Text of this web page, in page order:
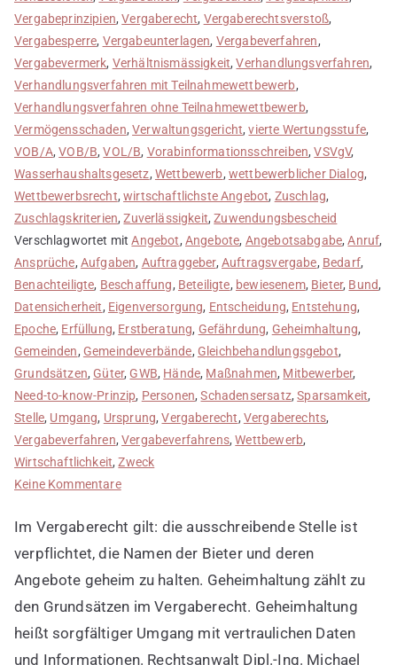
Vergabeprinzipien,Vergaberecht, Vergaberechtsverstoß,
Vergabesperre, Vergabeunterlagen, Vergabeverfahren,
Vergabevermerk, Verhältnismässigkeit,Verhandlungsverfahren,
Verhandlungsverfahren mit Teilnahmewettbewerb,
Verhandlungsverfahren ohne Teilnahmewettbewerb,
Vermögensschaden,Verwaltungsgericht,vierte Wertungsstufe,
VOB/A,VOB/B,VOL/B, Vorabinformationsschreiben,VSVgV,
Wasserhaushaltsgesetz, Wettbewerb, wettbewerblicher Dialog,
Wettbewerbsrecht,wirtschaftlichste Angebot, Zuschlag,
Zuschlagskriterien,Zuverlässigkeit,Zuwendungsbescheid
Verschlagwortet mitAngebot, Angebote, Angebotsabgabe,Anruf,
Ansprüche, Aufgaben, Auftraggeber, Auftragsvergabe, Bedarf,
Benachteiligte, Beschaffung, Beteiligte, bewiesenem, Bieter, Bund,
Datensicherheit, Eigenversorgung, Entscheidung, Entstehung,
Epoche, Erfüllung, Erstberatung, Gefährdung, Geheimhaltung,
Gemeinden, Gemeindeverbände, Gleichbehandlungsgebot,
Grundsätzen, Güter, GWB, Hände, Maßnahmen, Mitbewerber,
Need-to-know-Prinzip, Personen,Schadensersatz,Sparsamkeit,
Stelle, Umgang, Ursprung,Vergaberecht, Vergaberechts,
Vergabeverfahren,Vergabeverfahrens,Wettbewerb,
Wirtschaftlichkeit,Zweck
Keine Kommentarezu
wahren
Im Vergaberecht gilt: die ausschreibende Stelle ist
verpflichtet, die Namen der Bieter und deren
Angebote geheim zu halten. Geheimhaltung zählt zu
den Grundsätzen im Vergaberecht. Geheimhaltung
heißt sorgfältiger Umgang mit vertraulichen Daten
und Informationen. Rechtsanwalt Dipl.-Ing. Michael